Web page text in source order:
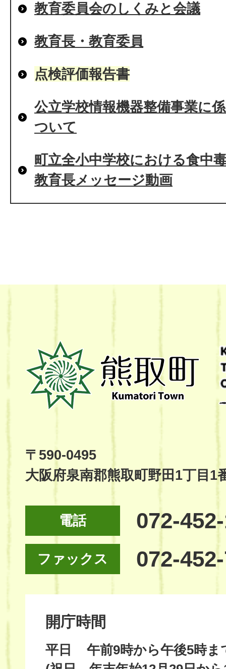
教育委員会のしくみと会議
教育長・教育委員
点検評価報告書
公立学校情報機器整備事業に
ついて
町立全小中学校における食中
教育長メッセージ動画
熊
取
町
Kumatori
Site
〒590-0495
大阪府泉南郡熊取町野田1丁目1
電話 072-
ファックス 072-
開庁時間
平日
午前9時から午後5時ま